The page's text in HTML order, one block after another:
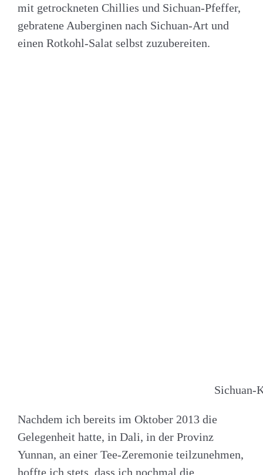
mit getrockneten Chillies und Sichuan-Pfeffer,
gebratene Auberginen nach Sichuan-Art und
einen Rotkohl-Salat selbst zuzubereiten.
Sichuan-
Nachdem ich bereits im Oktober 2013 die
Gelegenheit hatte, in Dali, in der Provinz
Yunnan, an einer Tee-Zeremonie teilzunehmen,
hoffte ich stets, dass ich nochmal die